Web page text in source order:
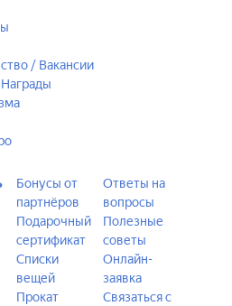
/ Вакансии
Бонусы от
партнёров
Подарочный
сертификат
Списки
вещей
Прокат
Ответы на
вопросы
Полезные
советы
Онлайн-
заявка
Связаться с